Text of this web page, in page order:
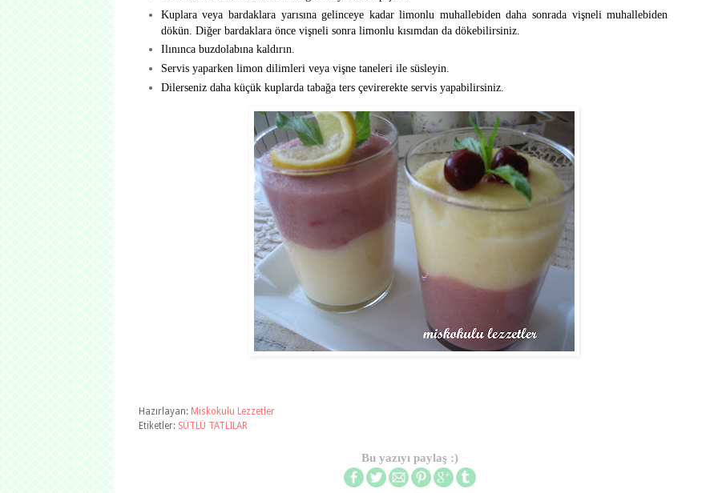
Kuplara veya bardaklara yarısına gelinceye kadar limonlu muhallebiden daha sonrada vişneli muhallebiden
dökün. Diğer bardaklara önce vişneli sonra limonlu kısımdan da dökebilirsiniz.
Ilınınca buzdolabına kaldırın.
Servis yaparken limon dilimleri veya vişne taneleri ile süsleyin.
Dilerseniz daha küçük kuplarda tabağa ters çevirerekte servis yapabilirsiniz.
Hazırlayan: Miskokulu Lezzetler
Etiketler: SÜTLÜ TATLILAR
Bu yazıyı paylaş :)